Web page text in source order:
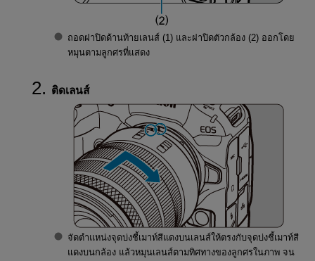
ถอดฝาปิดด้านท้ายเลนส์ (1) และฝาปิดตัวกล้อง (2) ออกโดย
หมุนตามลูกศรที่แสดง
ติดเลนส์
จัดตำแหน่งจุดบ่งชี้เมาท์สีแดงบนเลนส์ให้ตรงกับจุดบ่งชี้เมาท์สี
แดงบนกล้อง แล้วหมุนเลนส์ตามทิศทางของลูกศรในภาพ จน